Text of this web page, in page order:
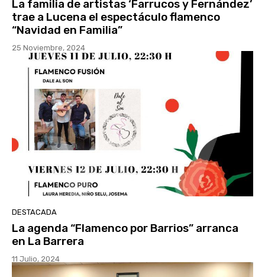
La familia de artistas ‘Farrucos y Fernández’
trae a Lucena el espectáculo flamenco
“Navidad en Familia”
25 Noviembre, 2024
DESTACADA
La agenda “Flamenco por Barrios” arranca
en La Barrera
11 Julio, 2024